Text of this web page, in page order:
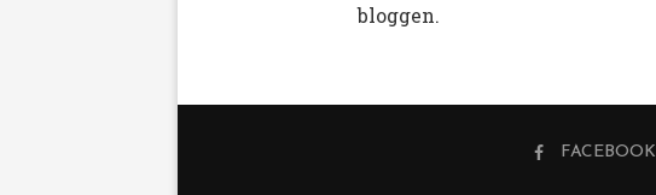
bloggen.
FACEBOOK